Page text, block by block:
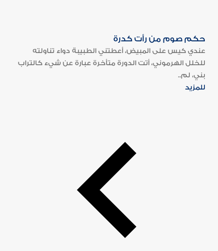
حكم صوم من رأت كدرة
عندي كيس على المبيض، أعطتني الطبيبة دواء تناولته
للخلل الهرموني، أتت الدورة متأخرة عبارة عن شيء كالتراب
بني، لم..
للمزيد